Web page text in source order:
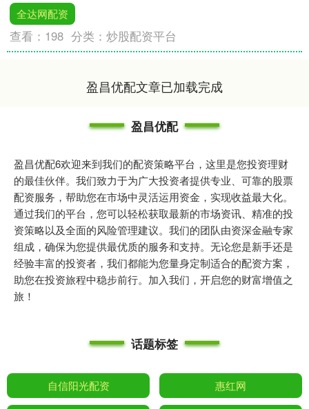
全达网配资
查看： 198 分类：炒股配资平台
盈昌优配文章已加载完成
盈昌优配
盈昌优配6欢迎来到我们的配资策略平台，这里是您投资理财
的最佳伙伴。我们致力于为广大投资者提供专业、可靠的股票
配资服务，帮助您在市场中灵活运用资金，实现收益最大化。
通过我们的平台，您可以轻松获取最新的市场资讯、精准的投
资策略以及全面的风险管理建议。我们的团队由资深金融专家
组成，确保为您提供最优质的服务和支持。无论您是新手还是
经验丰富的投资者，我们都能为您量身定制适合的配资方案，
助您在投资旅程中稳步前行。加入我们，开启您的财富增值之
旅！
话题标签
自信阳光配资 惠红网